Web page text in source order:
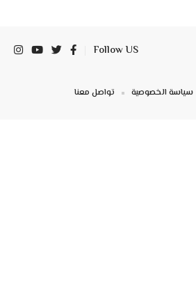
Follow US
سياسة الخصوصية تواصل معنا